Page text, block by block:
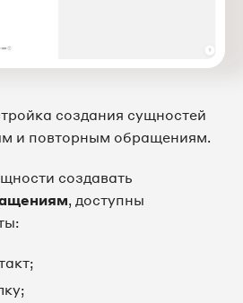
создания сущностей
и повторным обращениям.
создавать
, доступны